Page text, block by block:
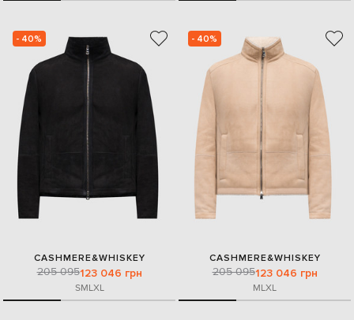
- 40%
CASHMERE&WHISKEY
205 095123 046 грн
SMLXL
- 40%
CASHMERE&WHISKEY
205 095123 046 грн
MLXL